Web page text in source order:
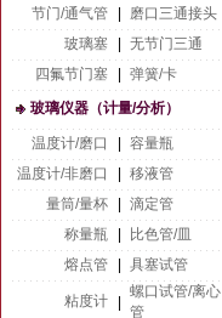
节门/通气管
磨口三通接头
玻璃塞
无节门三通
四氟节门塞
弹簧/卡
玻璃仪器（计量/分析）
温度计/磨口
容量瓶
温度计/非磨口
移液管
量筒/量杯
滴定管
称量瓶
比色管/皿
熔点管
具塞试管
粘度计
螺口试管/离心
管